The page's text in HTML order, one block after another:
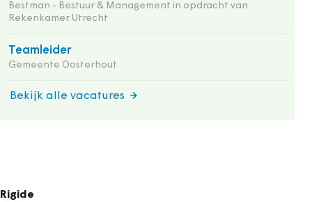
Bestman - Bestuur & Management in opdracht van
Rekenkamer Utrecht
Teamleider
Gemeente Oosterhout
Bekijk alle vacatures
Rigide